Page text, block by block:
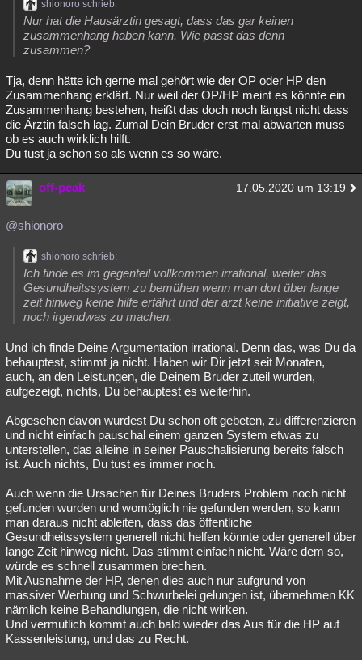
shionoro schrieb:
Nur hat die Hausärztin gesagt, dass das gar keinen
zusammenhang haben kann. Wie passt das denn
zusammen?
Tja, denn hätte ich gerne mal gehört wie der OP oder HP den
Zusammenhang erklärt. Nur weil der OP/HP meint es könnte ein
Zusammenhang bestehen, heißt das doch noch längst nicht dass
die Ärztin falsch lag. Zumal Dein Bruder erst mal abwarten muss
ob es auch wirklich hilft.
Du tust ja schon so als wenn es so wäre.
off-peak 17.05.2020 um 13:19
@shionoro
shionoro schrieb:
Ich finde es im gegenteil vollkommen irrational, weiter das
Gesundheitssystem zu bemühen wenn man dort über lange
zeit hinweg keine hilfe erfährt und der arzt keine initiative zeigt,
noch irgendwas zu machen.
Und ich finde Deine Argumentation irrational. Denn das, was Du da
behauptest, stimmt ja nicht. Haben wir Dir jetzt seit Monaten,
auch, an den Leistungen, die Deinem Bruder zuteil wurden,
aufgezeigt, nichts, Du behauptest es weiterhin.
Abgesehen davon wurdest Du schon oft gebeten, zu differenzieren
und nicht einfach pauschal einem ganzen System etwas zu
unterstellen, das alleine in seiner Pauschalisierung bereits falsch
ist. Auch nichts, Du tust es immer noch.
Auch wenn die Ursachen für Deines Bruders Problem noch nicht
gefunden wurden und womöglich nie gefunden werden, so kann
man daraus nicht ableiten, dass das öffentliche
Gesundheitssystem generell nicht helfen könnte oder generell über
lange Zeit hinweg nicht. Das stimmt einfach nicht. Wäre dem so,
würde es schnell zusammen brechen.
Mit Ausnahme der HP, denen dies auch nur aufgrund von
massiver Werbung und Schwurbelei gelungen ist, übernehmen KK
nämlich keine Behandlungen, die nicht wirken.
Und vermutlich kommt auch bald wieder das Aus für die HP auf
Kassenleistung, und das zu Recht.